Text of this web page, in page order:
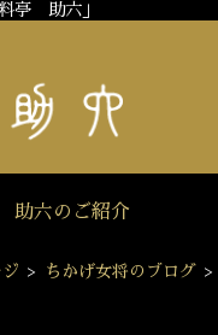
亭 助六」
助六のご紹介
> ちかげ女将のブログ >